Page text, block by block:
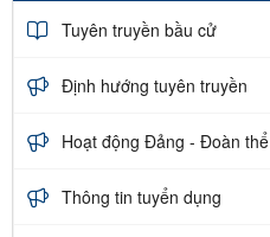
Tuyên truyền bầu cử
Định hướng tuyên truyền
Hoạt động Đảng - Đoàn thể
Thông tin tuyển dụng